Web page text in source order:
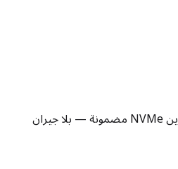
CPU وذاكرة RAM وتخزين NVMe مضمونة — بلا جيران